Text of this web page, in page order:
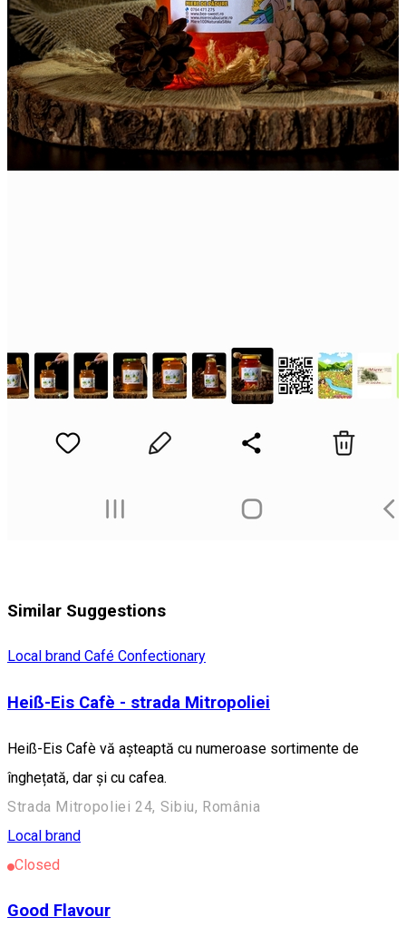
Similar Suggestions
Local brand Café Confectionary
Heiß-Eis Cafè - strada Mitropoliei
Heiß-Eis Cafè vă așteaptă cu numeroase sortimente de
înghețată, dar și cu cafea.
Strada Mitropoliei 24, Sibiu, România
Local brand
Closed
Good Flavour